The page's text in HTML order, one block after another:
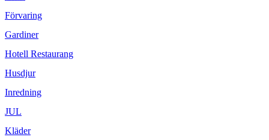
Förvaring
Gardiner
Hotell Restaurang
Husdjur
Inredning
JUL
Kläder